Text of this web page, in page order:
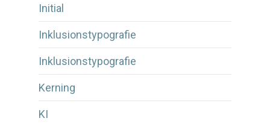
Initial
Inklusionstypografie
Inklusionstypografie
Kerning
KI